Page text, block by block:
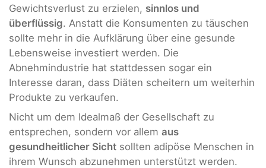
Gewichtsverlust zu erzielen, sinnlos und
überflüssig. Anstatt die Konsumenten zu täuschen
sollte mehr in die Aufklärung über eine gesunde
Lebensweise investiert werden. Die
Abnehmindustrie hat stattdessen sogar ein
Interesse daran, dass Diäten scheitern um weiterhin
Produkte zu verkaufen.
Nicht um dem Idealmaß der Gesellschaft zu
entsprechen, sondern vor allem aus
gesundheitlicher Sicht sollten adipöse Menschen in
ihrem Wunsch abzunehmen unterstützt werden.